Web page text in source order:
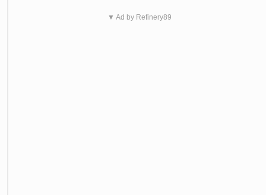
▼ Ad by Refinery89